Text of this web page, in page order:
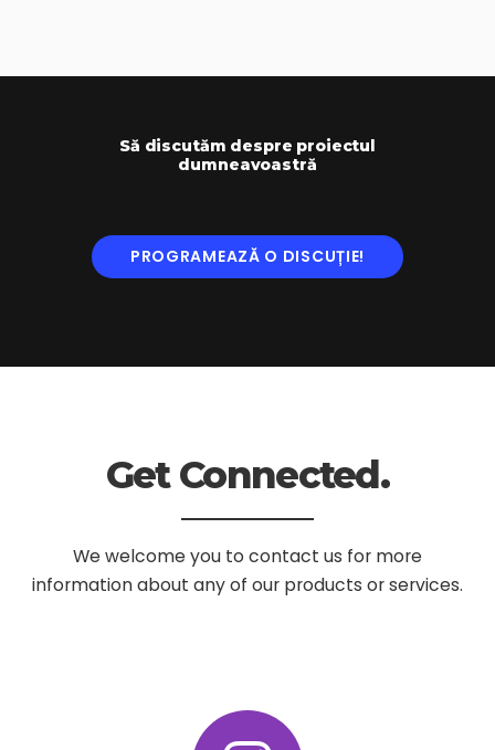
Să discutăm despre proiectul
dumneavoastră
PROGRAMEAZĂ O DISCUȚIE!
Get Connected.
We welcome you to contact us for more
informationabout any of our products or services.